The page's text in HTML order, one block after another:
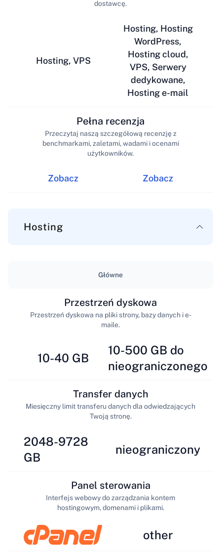
Hosting, VPS
dostawcę.
Hosting, Hosting
WordPress,
Hosting cloud,
VPS, Serwery
dedykowane,
Hosting e-mail
Zobacz
Pełna recenzja
Przeczytaj naszą szczegółową recenzję z
benchmarkami, zaletami, wadami i ocenami
użytkowników.
Zobacz
Hosting
Główne
10-40 GB
Przestrzeń dyskowa
Przestrzeń dyskowa na pliki strony, bazy danych i e-
maile.
10-500 GB do
nieograniczonego
2048-9728
GB
Transfer danych
Miesięczny limit transferu danych dla odwiedzających
Twoją stronę.
nieograniczony
Panel sterowania
Interfejs webowy do zarządzania kontem
hostingowym, domenami i plikami.
other